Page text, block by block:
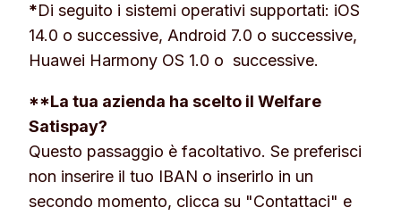
o screenshot non sono accettati. Evita
riflessi e rimuovi eventuali protezioni per
una verifica più veloce.
scelto:
· Carta d’identità italiana
scatta una foto del lato interno e una del
lato esterno, entrambe con il documento
aperto.
Danimarca, Estonia, Finlandia, Francia,
Germania, Grecia, Irlanda, Islanda, Italia,
Lettonia, Liechtenstein, Lituania,
Lussemburgo, Malta, Norvegia, Paesi
Bassi, Polonia, Portogallo, Repubblica
Ceca, Romania, Slovacchia, Slovenia,
Spagna, Svezia e Ungheria.
*Di seguito i sistemi operativi supportati: iOS
14.0 o successive, Android 7.0 o successive,
Huawei Harmony OS 1.0 o successive.
**La tua azienda ha scelto il Welfare
Satispay?
Questo passaggio è facoltativo. Se preferisci
non inserire il tuo IBAN o inserirlo in un
secondo momento, clicca su "Contattaci" e